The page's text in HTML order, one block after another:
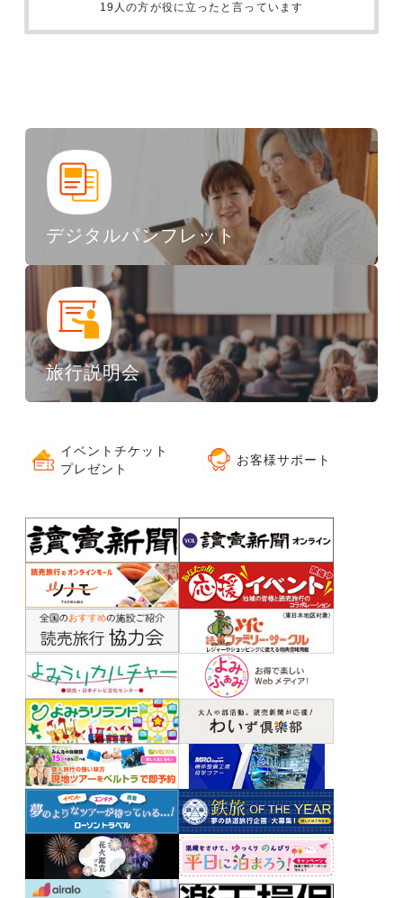
19人の方が役に立ったと言っています
デジタルパンフレット
旅行説明会
イベントチケット
プレゼント
お客様サポート